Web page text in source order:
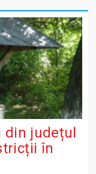
din județul
în